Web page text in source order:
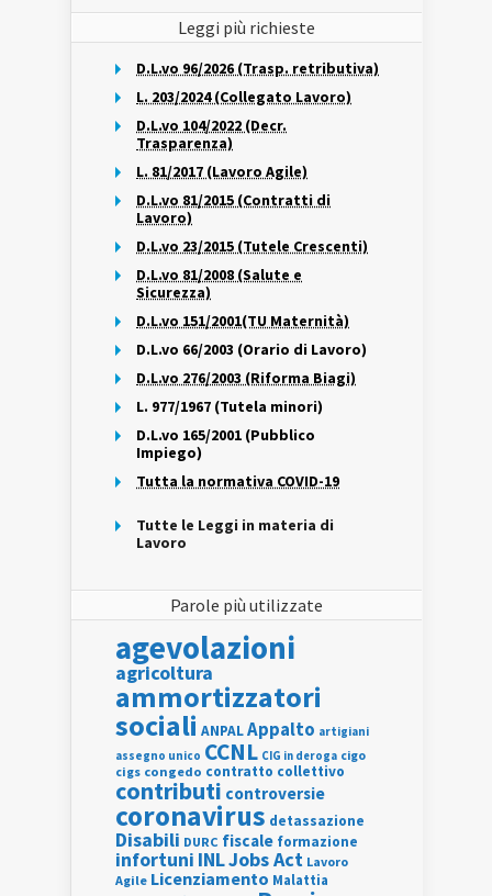
Leggi più richieste
D.L.vo 96/2026 (Trasp. retributiva)
L. 203/2024 (Collegato Lavoro)
D.L.vo 104/2022 (Decr.
Trasparenza)
L. 81/2017 (Lavoro Agile)
D.L.vo 81/2015 (Contratti di
Lavoro)
D.L.vo 23/2015 (Tutele Crescenti)
D.L.vo 81/2008 (Salute e
Sicurezza)
D.L.vo 151/2001(TU Maternità)
D.L.vo 66/2003 (Orario di Lavoro)
D.L.vo 276/2003 (Riforma Biagi)
L. 977/1967 (Tutela minori)
D.L.vo 165/2001 (Pubblico
Impiego)
Tutta la normativa COVID-19
Tutte le Leggi in materia di
Lavoro
Parole più utilizzate
agevolazioni
agricoltura
ammortizzatori
sociali ANPALAppalto artigiani
assegno unico CCNL CIG in deroga cigo
cigs congedo contratto collettivo
contributi controversie
coronavirus detassazione
Disabili DURC fiscale formazione
infortuni INLJobs Act Lavoro
Agile Licenziamento Malattia